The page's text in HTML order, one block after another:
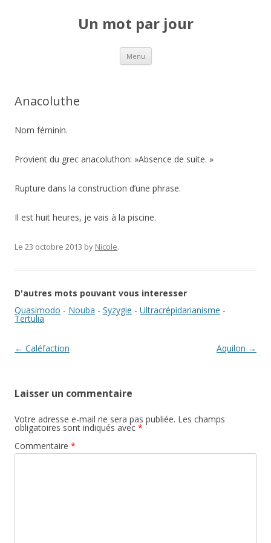
Un mot par jour
Menu Aller au contenu principal
Anacoluthe
Nom féminin.
Provient du grec anacoluthon: »Absence de suite. »
Rupture dans la construction d’une phrase.
Il est huit heures, je vais à la piscine.
Le 23 octobre 2013 by Nicole.
D'autres mots pouvant vous interesser
Quasimodo - Nouba - Syzygie - Ultracrépidarianisme -
Tertulia
Navigation des articles
← Caléfaction Aquilon →
Laisser un commentaire
Votre adresse e-mail ne sera pas publiée. Les champs
obligatoires sont indiqués avec *
Commentaire *